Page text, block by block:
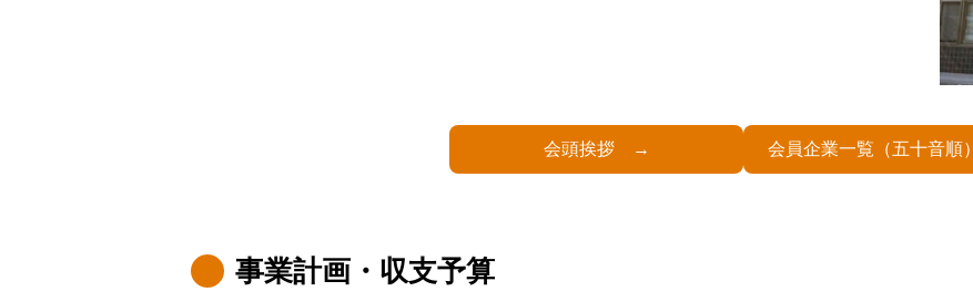
会頭挨拶 会員企業一覧（五十音順）
事業計画・収支予算